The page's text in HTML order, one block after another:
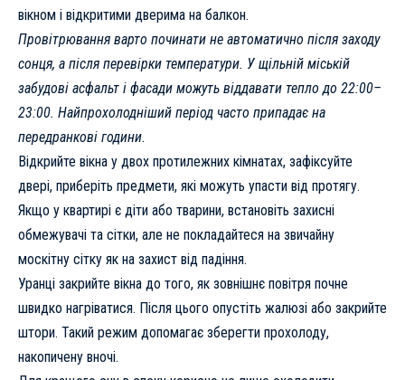
вікном і відкритими дверима на балкон.
Провітрювання варто починати не автоматично після заходу
сонця, а після перевірки температури. У щільній міській
забудові асфальт і фасади можуть віддавати тепло до 22:00–
23:00. Найпрохолодніший період часто припадає на
передранкові години.
Відкрийте вікна у двох протилежних кімнатах, зафіксуйте
двері, приберіть предмети, які можуть упасти від протягу.
Якщо у квартирі є діти або тварини, встановіть захисні
обмежувачі та сітки, але не покладайтеся на звичайну
москітну сітку як на захист від падіння.
Уранці закрийте вікна до того, як зовнішнє повітря почне
швидко нагріватися. Після цього опустіть жалюзі або закрийте
штори. Такий режим допомагає зберегти прохолоду,
накопичену вночі.